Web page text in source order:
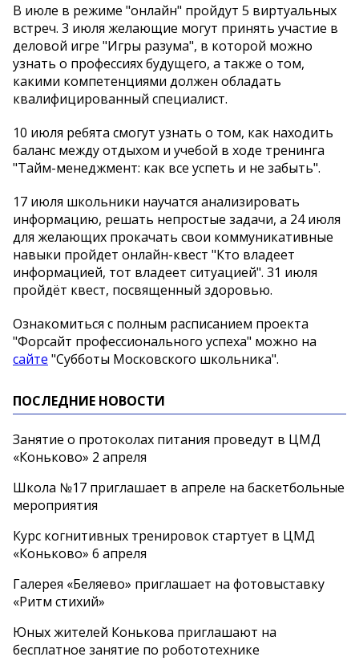
В июле в режиме "онлайн" пройдут 5 виртуальных
встреч. 3 июля желающие могут принять участие в
деловой игре "Игры разума", в которой можно
узнать о профессиях будущего, а также о том,
какими компетенциями должен обладать
квалифицированный специалист.
10 июля ребята смогут узнать о том, как находить
баланс между отдыхом и учебой в ходе тренинга
"Тайм-менеджмент: как все успеть и не забыть".
17 июля школьники научатся анализировать
информацию, решать непростые задачи, а 24 июля
для желающих прокачать свои коммуникативные
навыки пройдет онлайн-квест "Кто владеет
информацией, тот владеет ситуацией". 31 июля
пройдёт квест, посвященный здоровью.
Ознакомиться с полным расписанием проекта
"Форсайт профессионального успеха" можно на
сайте "Субботы Московского школьника".
ПОСЛЕДНИЕ НОВОСТИ
Занятие о протоколах питания проведут в ЦМД
«Коньково» 2 апреля
Школа №17 приглашает в апреле на баскетбольные
мероприятия
Курс когнитивных тренировок стартует в ЦМД
«Коньково» 6 апреля
Галерея «Беляево» приглашает на фотовыставку
«Ритм стихий»
Юных жителей Конькова приглашают на
бесплатное занятие по робототехнике